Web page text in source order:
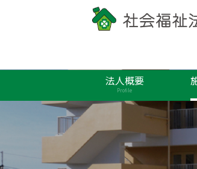
法人概要
Profile